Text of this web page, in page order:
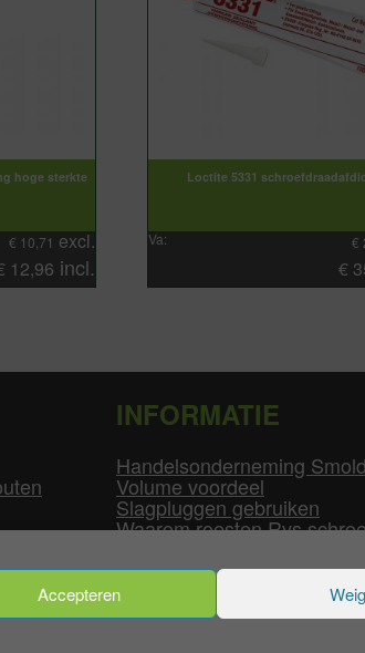
Accepteren
hoge sterkte
€ 10,71 excl.
12,96 incl.
Loctite 5331
Va: €
€
INFORMATIE
Handelsonderneming
Volume voordeel
Slagpluggen gebruiken
Waarom roesten Rvs
Pvc-buizen diameters
Flenzen tabel